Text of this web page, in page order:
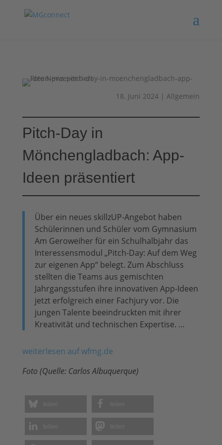
18. Juni 2024 |Allgemein
Pitch-Day in
Mönchengladbach: App-
Ideen präsentiert
Über ein neues skillzUP-Angebot haben
Schülerinnen und Schüler vom Gymnasium
Am Geroweiher für ein Schulhalbjahr das
Interessensmodul „Pitch-Day: Auf dem Weg
zur eigenen App“ belegt. Zum Abschluss
stellten die Teams aus gemischten
Jahrgangsstufen ihre innovativen App-Ideen
jetzt erfolgreich einer Fachjury vor. Die
jungen Talente beeindruckten mit ihrer
Kreativität und technischen Expertise. …
weiterlesen auf wfmg.de
Foto (Quelle: Carlos Albuquerque)